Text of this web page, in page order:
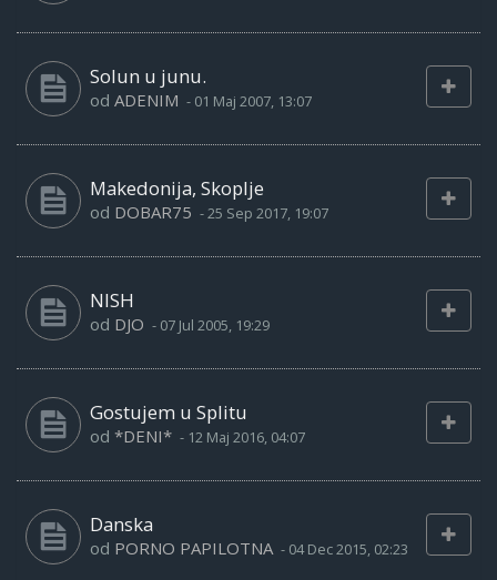
Solun u junu.
od ADENIM - 01 Maj 2007, 13:07
Makedonija, Skoplje
od DOBAR75 -25 Sep 2017, 19:07
NISH
od DJO - 07 Jul 2005, 19:29
Gostujem u Splitu
od *DENI* - 12 Maj 2016, 04:07
Danska
od PORNO PAPILOTNA - 04 Dec 2015, 02:23